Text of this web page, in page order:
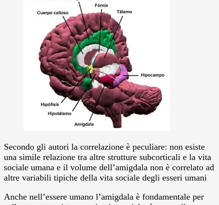
Secondo gli autori la correlazione è peculiare: non esiste
una simile relazione tra altre strutture subcorticali e la vita
sociale umana e il volume dell’amigdala non è correlato ad
altre variabili tipiche della vita sociale degli esseri umani
Anche nell’essere umano l’amigdala è fondamentale per